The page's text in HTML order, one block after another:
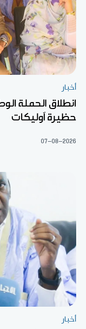
أخبار
انطلاق الحملة
حظيرة آوليكات
07-08-2026
أخبار